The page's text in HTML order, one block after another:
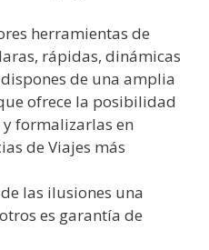
herramientas de
rápidas, dinámicas
de una amplia
ofrece la posibilidad
formalizarlas en
de Viajes más
las ilusiones una
es garantía de